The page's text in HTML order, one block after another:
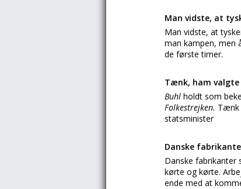
Man vidste, at
Man vidste, at
man kampen, men
de første timer.
Tænk, ham
Buhl holdt som
Folkestrejken. Tænk
statsminister
Danske
Danske fabrikanter
kørte og kørte.
ende med at